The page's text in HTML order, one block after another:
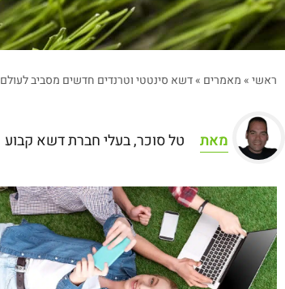
ראשי»מאמרים »דשא סינטטי וטרנדים חדשים מסביב לעולם
מאת טל סוכר, בעלי חברת דשא קבוע